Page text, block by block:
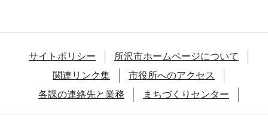
サイトポリシー
所沢市ホームページについて
関連リンク集
市役所へのアクセス
各課の連絡先と業務
まちづくりセンター